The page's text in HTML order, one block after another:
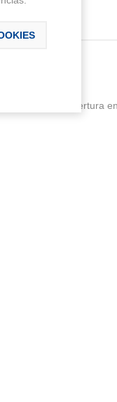
flexibles. Apertura